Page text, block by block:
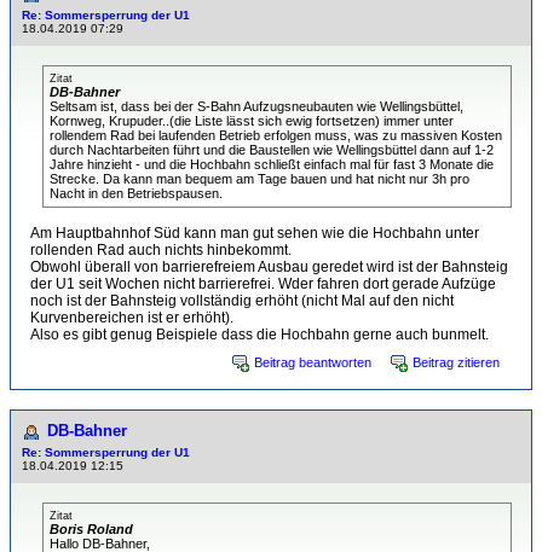
Re: Sommersperrung der U1
18.04.2019 07:29
Zitat
DB-Bahner
Seltsam ist, dass bei der S-Bahn Aufzugsneubauten wie Wellingsbüttel,
Kornweg, Krupuder..(die Liste lässt sich ewig fortsetzen) immer unter
rollendem Rad bei laufenden Betrieb erfolgen muss, was zu massiven Kosten
durch Nachtarbeiten führt und die Baustellen wie Wellingsbüttel dann auf 1-2
Jahre hinzieht - und die Hochbahn schließt einfach mal für fast 3 Monate die
Strecke. Da kann man bequem am Tage bauen und hat nicht nur 3h pro
Nacht in den Betriebspausen.
Am Hauptbahnhof Süd kann man gut sehen wie die Hochbahn unter
rollenden Rad auch nichts hinbekommt.
Obwohl überall von barrierefreiem Ausbau geredet wird ist der Bahnsteig
der U1 seit Wochen nicht barrierefrei. Wder fahren dort gerade Aufzüge
noch ist der Bahnsteig vollständig erhöht (nicht Mal auf den nicht
Kurvenbereichen ist er erhöht).
Also es gibt genug Beispiele dass die Hochbahn gerne auch bunmelt.
Beitrag beantworten Beitrag zitieren
DB-Bahner
Re: Sommersperrung der U1
18.04.2019 12:15
Zitat
Boris Roland
Hallo DB-Bahner,